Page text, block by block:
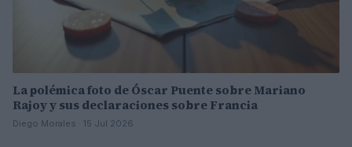
La polémica foto de Óscar Puente sobre Mariano
Rajoy y sus declaraciones sobre Francia
Diego Morales · 15 Jul 2026